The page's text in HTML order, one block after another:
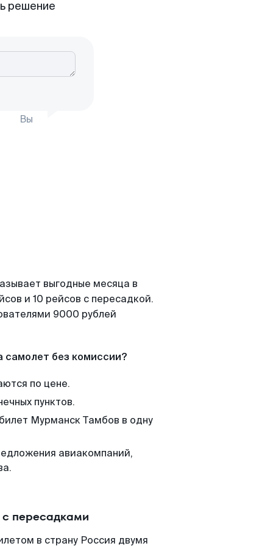
решение
Вы
выгодные месяца в
и 10 рейсов с пересадкой.
9000 рублей
самолет без комиссии?
по цене.
пунктов.
Мурманск Тамбов в одну
авиакомпаний,
пересадками
в страну Россия двумя